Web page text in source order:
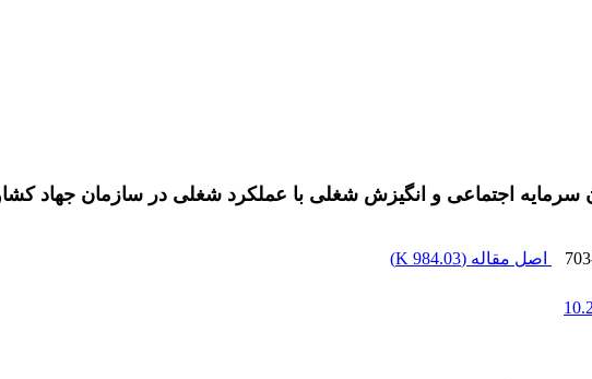
سرمایه اجتماعی و انگیزش شغلی با عملکرد شغلی در سازمان جهاد
اصل مقاله (984.03 K
)